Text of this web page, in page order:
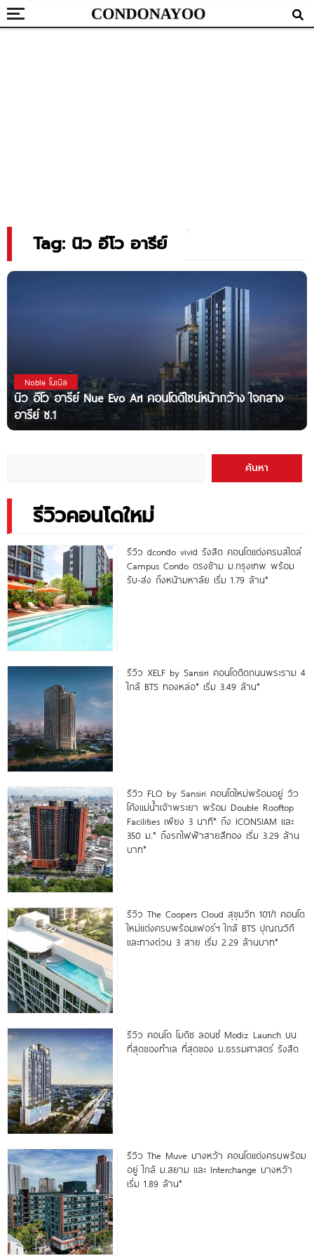
Tag: นิว อีโว อารีย์
Noble โนเบิล
นิว อีโว อารีย์ Nue Evo Ari คอนโดดีไซน์หน้ากว้าง ใจกลาง
อารีย์ ซ.1
ค้นหา
รีวิวคอนโดใหม่
รีวิว dcondo vivid รังสิต คอนโดแต่งครบสไตล์
Campus Condo ตรงข้าม ม.กรุงเทพ พร้อม
รับ-ส่ง ถึงหน้ามหาลัย เริ่ม 1.79 ล้าน*
รีวิว XELF by Sansiri คอนโดติดถนนพระราม 4
ใกล้ BTS ทองหล่อ* เริ่ม 3.49 ล้าน*
รีวิว FLO by Sansiri คอนโดใหม่พร้อมอยู่ วิว
โค้งแม่น้ำเจ้าพระยา พร้อม Double Rooftop
Facilities เพียง 3 นาที* ถึง ICONSIAM และ
350 ม.* ถึงรถไฟฟ้าสายสีทอง เริ่ม 3.29 ล้าน
บาท*
รีวิว The Coopers Cloud สุขุมวิท 101/1 คอนโด
ใหม่แต่งครบพร้อมเฟอร์ฯ ใกล้ BTS ปุณณวิถี
และทางด่วน 3 สาย เริ่ม 2.29 ล้านบาท*
รีวิว คอนโด โมดิซ ลอนซ์ Modiz Launch บน
ที่สุดของทำเล ที่สุดของ ม.ธรรมศาสตร์ รังสิต
รีวิว The Muve บางหว้า คอนโดแต่งครบพร้อม
อยู่ ใกล้ ม.สยาม และ Interchange บางหว้า
เริ่ม 1.89 ล้าน*